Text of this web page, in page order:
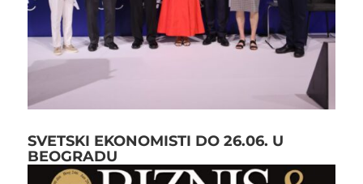
SVETSKI EKONOMISTI DO 26.06. U
BEOGRADU